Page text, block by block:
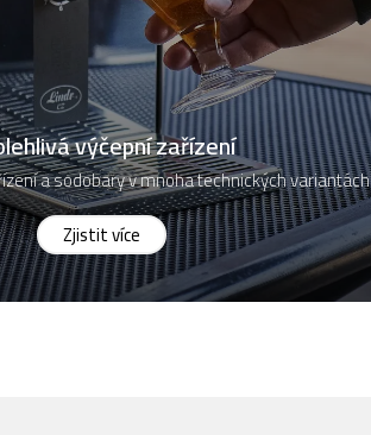
výčepní zařízení
a sodobary v mnoha technických variantách
Zjistit více